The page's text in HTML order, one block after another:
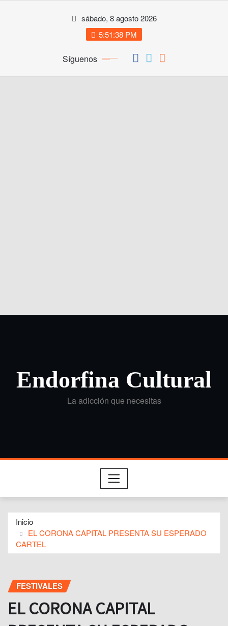
sábado, 8 agosto 2026
5:51:39 PM
Síguenos
Endorfina Cultural
La adicción que necesitas
Inicio
EL CORONA CAPITAL PRESENTA SU ESPERADO
CARTEL
FESTIVALES
EL CORONA CAPITAL